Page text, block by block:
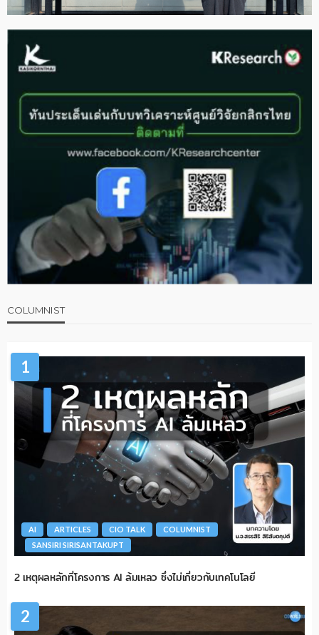
COLUMNIST
1
AI ARTICLES CIO TALK
COLUMNIST
SANSIRI SIRISANTAKUPT
2 เหตุผลหลักที่โครงการ AI ล้มเหลว ซึ่งไม่เกี่ยวกับเทคโนโลยี
2